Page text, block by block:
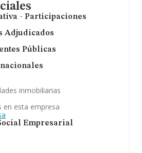
- Participaciones
Adjudicados
Públicas
inmobiliarias
en esta empresa
Empresarial